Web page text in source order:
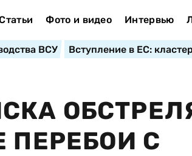
Фото и видео Интервью
ВСУ Вступление в ЕС:
ПЕРЕБОИ С